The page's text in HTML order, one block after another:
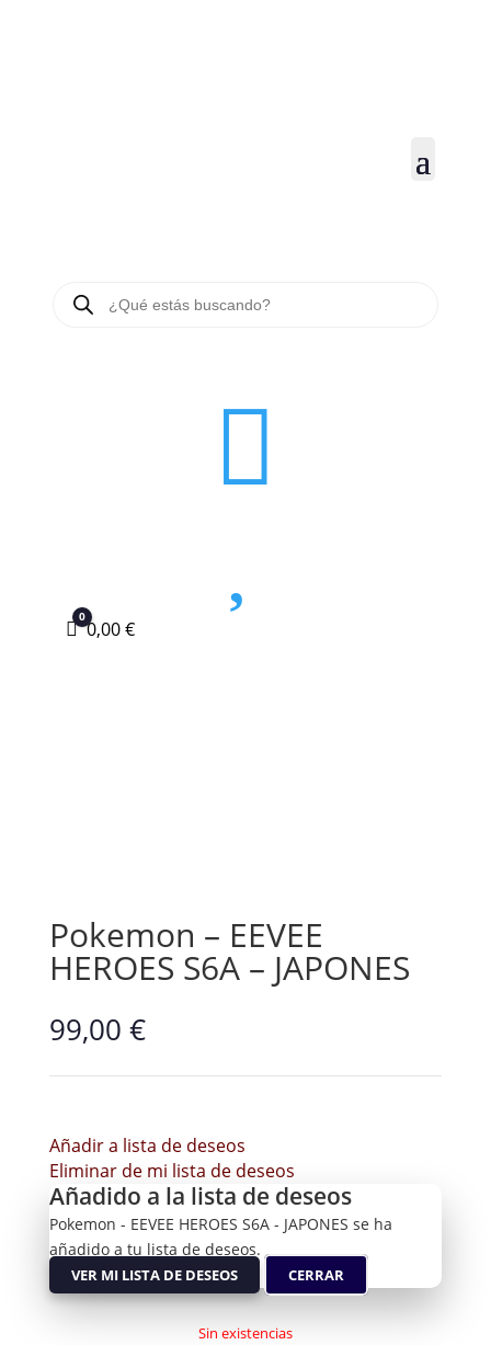
PRODUCTOS

Carro
0
0,00€
Pokemon – EEVEE
HEROES S6A – JAPONES
99,00 €
Añadir a lista de deseos
Eliminar de mi lista de deseos
Añadido a la lista de deseos
Pokemon - EEVEE HEROES S6A - JAPONES se ha
añadido a tu lista de deseos.
VER MI LISTA DE DESEOS CERRAR
Sin existencias